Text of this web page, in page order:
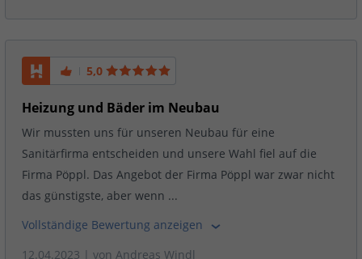
5,0
Heizung und Bäder im Neubau
Wir mussten uns für unseren Neubau für eine
Sanitärfirma entscheiden und unsere Wahl fiel auf die
Firma Pöppl. Das Angebot der Firma Pöppl war zwar nicht
das günstigste, aber wenn ...
Vollständige Bewertung anzeigen
12.04.2023 | von Andreas Windl